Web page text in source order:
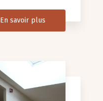
En savoir plus